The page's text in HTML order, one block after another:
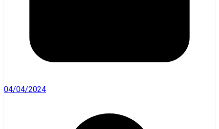
04/04/2024